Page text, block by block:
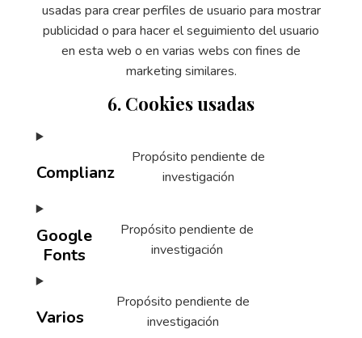
usadas para crear perfiles de usuario para mostrar
publicidad o para hacer el seguimiento del usuario
en esta web o en varias webs con fines de
marketing similares.
6. Cookies usadas
Complianz
Propósito pendiente de
investigación
Google
Fonts
Propósito pendiente de
investigación
Varios
Propósito pendiente de
investigación